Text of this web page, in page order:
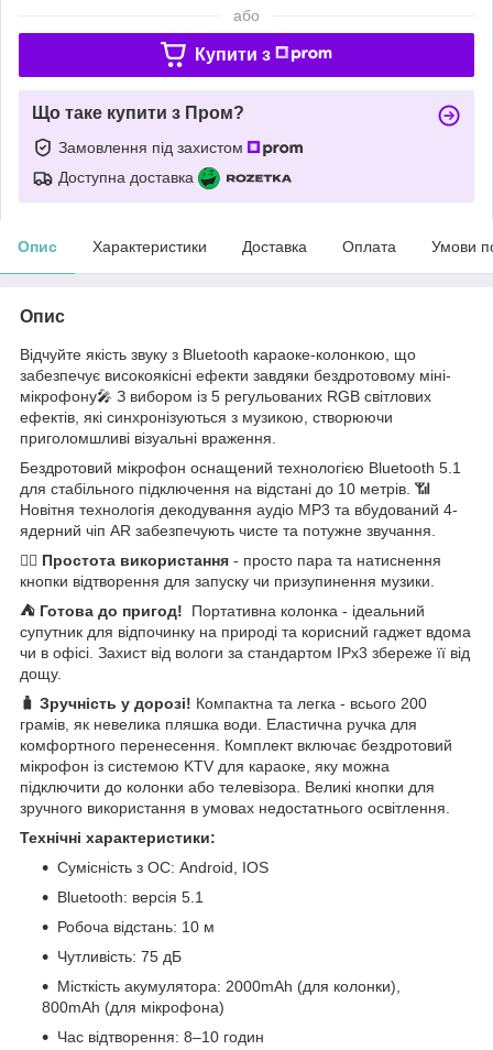
або
Купити з
Що таке купити з Пром?
Замовлення під захистом
Доступна доставка
Опис Характеристики Доставка Оплата Умови
Опис
Відчуйте якість звуку з Bluetooth караоке-колонкою, що
забезпечує високоякісні ефекти завдяки бездротовому міні-
мікрофону🎤 З вибором із 5 регульованих RGB світлових
ефектів, які синхронізуються з музикою, створюючи
приголомшливі візуальні враження.
Бездротовий мікрофон оснащений технологією Bluetooth 5.1
для стабільного підключення на відстані до 10 метрів. 📶
Новітня технологія декодування аудіо MP3 та вбудований 4-
ядерний чіп AR забезпечують чисте та потужне звучання.
🚶‍♂️ Простота використання - просто пара та натиснення
кнопки відтворення для запуску чи призупинення музики.
⛺ Готова до пригод!
Портативна колонка - ідеальний
супутник для відпочинку на природі та корисний гаджет вдома
чи в офісі. Захист від вологи за стандартом IPx3 збереже її від
дощу.
🧳 Зручність у дорозі! Компактна та легка - всього 200
грамів, як невелика пляшка води. Еластична ручка для
комфортного перенесення. Комплект включає бездротовий
мікрофон із системою KTV для караоке, яку можна
підключити до колонки або телевізора. Великі кнопки для
зручного використання в умовах недостатнього освітлення.
Технічні характеристики:
Сумісність з ОС: Android, IOS
Bluetooth: версія 5.1
Робоча відстань: 10 м
Чутливість: 75 дБ
Місткість акумулятора: 2000mAh (для колонки),
800mAh (для мікрофона)
Час відтворення: 8–10 годин